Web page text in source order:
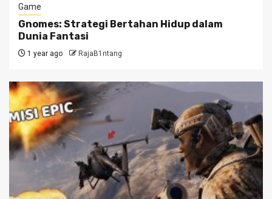
Game
Gnomes: Strategi Bertahan Hidup dalam
Dunia Fantasi
1 year ago RajaB1ntang